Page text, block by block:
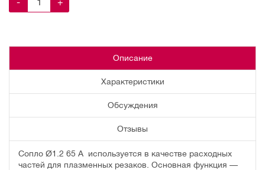
Описание
Характеристики
Обсуждения
Отзывы
Сопло Ø1.2 65 A используется в качестве расходных
частей для плазменных резаков. Основная функция —